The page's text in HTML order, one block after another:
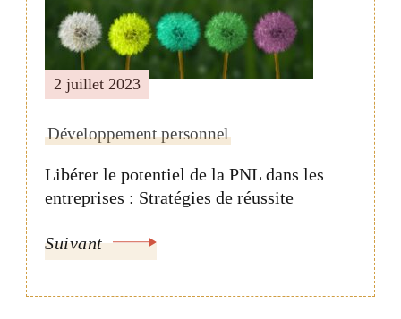
2 juillet 2023
Développement personnel
Libérer le potentiel de la PNL dans les
entreprises : Stratégies de réussite
Suivant